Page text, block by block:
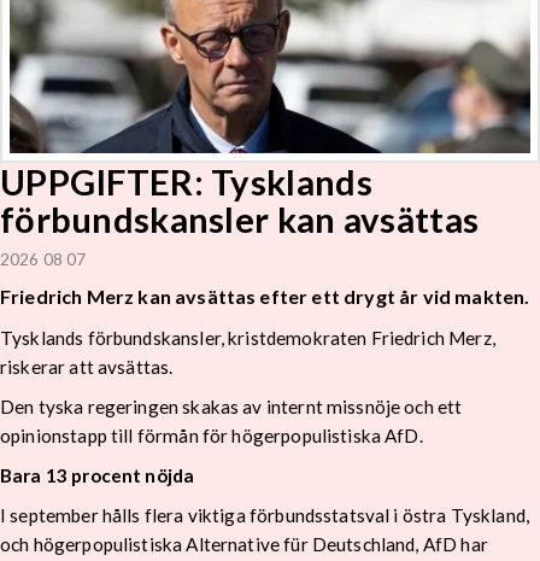
UPPGIFTER: Tysklands
förbundskansler kan avsättas
2026 08 07
Friedrich Merz kan avsättas efter ett drygt år vid makten.
Tysklands förbundskansler, kristdemokraten Friedrich Merz,
riskerar att avsättas.
Den tyska regeringen skakas av internt missnöje och ett
opinionstapp till förmån för högerpopulistiska AfD.
Bara 13 procent nöjda
I september hålls flera viktiga förbundsstatsval i östra Tyskland,
och högerpopulistiska Alternative für Deutschland, AfD har